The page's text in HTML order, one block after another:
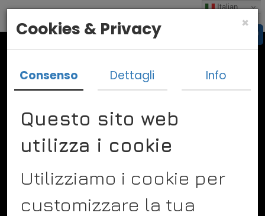
Italian
Vado In Bulgaria
Diego Vismara
Via Saronni 27
Tel. +393298957009
×
Cookies & Privacy
Consenso Dettagli Info
Questo sito web
utilizza i cookie
Utilizziamo i cookie per
customizzare la tua